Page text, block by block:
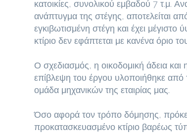
κατοικίες, συνολικού εμβαδού 7 τ.μ.
ανάπτυγμα της στέγης, αποτελείται
εγκιβωτισμένη στέγη και έχει μέγιστο
κτίριο δεν εφάπτεται με κανένα όριο
Ο σχεδιασμός, η οικοδομική άδεια και
επίβλεψη του έργου υλοποιήθηκε από
ομάδα μηχανικών της εταιρίας μας.
Όσο αφορά τον τρόπο δόμησης,
προκατασκευασμένο κτίριο βαρέως